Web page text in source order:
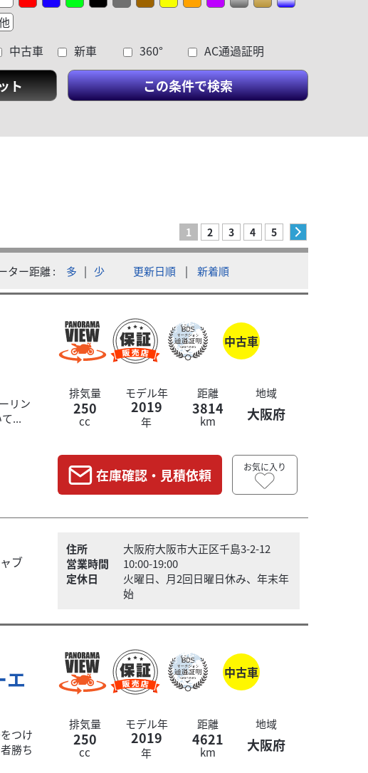
中古車 新車 360° AC通過証明
ト この条件で検索
1 2 3 4 5
ター距離 多 | 少 更新日順 | 新着順
リン
...
中古車
排気量
250
cc
モデル年
2019
年
距離
3814
km
地域
大阪府
在庫確認・見積依頼 お気に入り
ブ
住所
大阪府大阪市大正区千島3-2-12
営業時間
10:00-19:00
定休日
火曜日、月2回日曜日休み、年末年
始
エ
つけ
勝ち
中古車
排気量
250
cc
モデル年
2019
年
距離
4621
km
地域
大阪府